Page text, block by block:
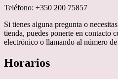
Teléfono: +350 200 75857
Si tienes alguna pregunta o
tienda, puedes ponerte en contacto
electrónico o llamando al número
Horarios